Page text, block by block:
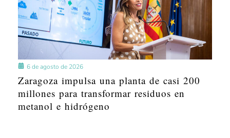
6 de agosto de 2026
Zaragoza impulsa una planta de casi 200
millones para transformar residuos en
metanol e hidrógeno